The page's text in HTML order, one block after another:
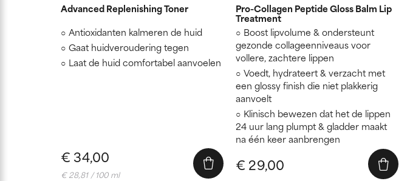
Advanced Replenishing Toner
Antioxidanten kalmeren de huid
Gaat huidveroudering tegen
Laat de huid comfortabel aanvoelen
€ 34,00
€ 28,81 / 100 ml
Pro-Collagen Peptide Gloss Balm Lip
Treatment
Boost lipvolume & ondersteunt
gezonde collageenniveaus voor
vollere, zachtere lippen
Voedt, hydrateert & verzacht met
een glossy finish die niet plakkerig
aanvoelt
Klinisch bewezen dat het de lippen
24 uur lang plumpt & gladder maakt
na één keer aanbrengen
€ 29,00